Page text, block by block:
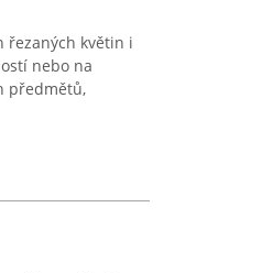
řezaných květin i
nebo na
předmětů,